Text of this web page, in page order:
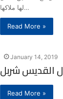
لها ملاكها…
Read More »
January 14, 2019
القديس شربل
Read More »